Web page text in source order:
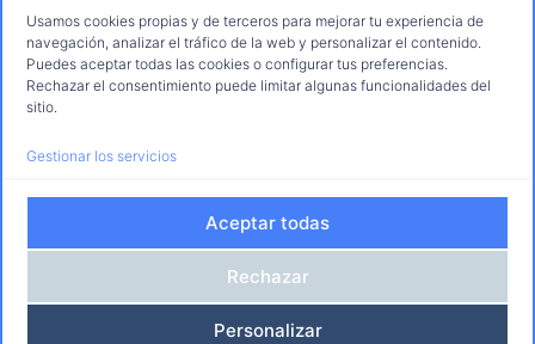
Usamos cookies propias y de terceros para mejorar tu experiencia de
navegación, analizar el tráfico de la web y personalizar el contenido.
Puedes aceptar todas las cookies o configurar tus preferencias.
Rechazar el consentimiento puede limitar algunas funcionalidades del
sitio.
Gestionar los servicios
Aceptar todas
Rechazar
Personalizar
629 28 92 56
C. de Jaén, 1, 28850 Torrejón de Ardoz
Centros
Calidad y Responsabilidad
Certificados Profesionales
Especialidades Formativas